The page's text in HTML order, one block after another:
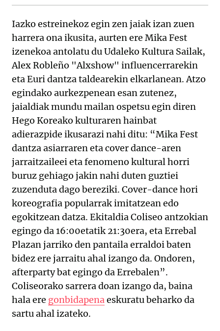
Iazko estreinekoz egin zen jaiak izan zuen
harrera ona ikusita, aurten ere Mika Fest
izenekoa antolatu du Udaleko Kultura Sailak,
Alex Robleño "Alxshow" influencerrarekin
eta Euri dantza taldearekin elkarlanean. Atzo
egindako aurkezpenean esan zutenez,
jaialdiak mundu mailan ospetsu egin diren
Hego Koreako kulturaren hainbat
adierazpide ikusarazi nahi ditu: “Mika Fest
dantza asiarraren eta cover dance-aren
jarraitzaileei eta fenomeno kultural horri
buruz gehiago jakin nahi duten guztiei
zuzenduta dago bereziki. Cover-dance hori
koreografia popularrak imitatzean edo
egokitzean datza. Ekitaldia Coliseo antzokian
egingo da 16:00etatik 21:30era, eta Errebal
Plazan jarriko den pantaila erraldoi baten
bidez ere jarraitu ahal izango da. Ondoren,
afterparty bat egingo da Errebalen”.
Coliseorako sarrera doan izango da, baina
hala ere gonbidapenaeskuratu beharko da
sartu ahal izateko.